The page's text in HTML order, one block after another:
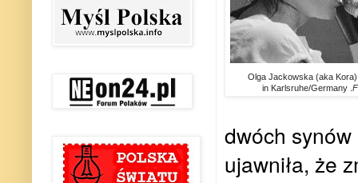
Olga Jackowska (aka
in Karlsruhe/Germany .
dwóch synów
ujawniła, że